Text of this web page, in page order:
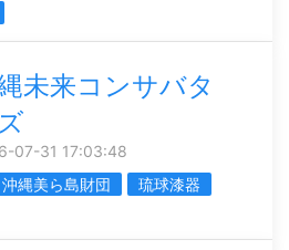
未来コンサバタ
07-31 17:03:48
沖縄美ら島財団
琉球漆器